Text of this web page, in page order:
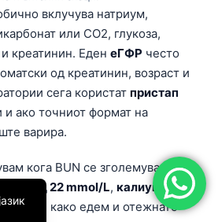
вклучува натриум,
или CO2, глукоза,
и креатинин. Еден еГФР често
од креатинин, возраст и
сега користат пристап
и ако точниот формат на
варира.
кога BUN се зголемува
под 22 mmol/L, калиум над
како едем и отежнато